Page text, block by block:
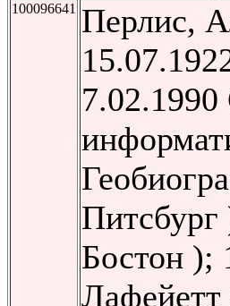
100096641 Перлис,
Бостон